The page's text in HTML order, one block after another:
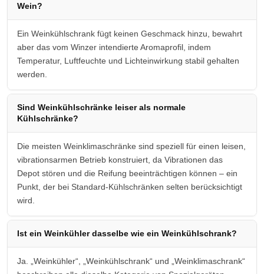
Wein?
Ein Weinkühlschrank fügt keinen Geschmack hinzu, bewahrt
aber das vom Winzer intendierte Aromaprofil, indem
Temperatur, Luftfeuchte und Lichteinwirkung stabil gehalten
werden.
Sind Weinkühlschränke leiser als normale
Kühlschränke?
Die meisten Weinklimaschränke sind speziell für einen leisen,
vibrationsarmen Betrieb konstruiert, da Vibrationen das
Depot stören und die Reifung beeinträchtigen können – ein
Punkt, der bei Standard-Kühlschränken selten berücksichtigt
wird.
Ist ein Weinkühler dasselbe wie ein Weinkühlschrank?
Ja. „Weinkühler“, „Weinkühlschrank“ und „Weinklimaschrank“